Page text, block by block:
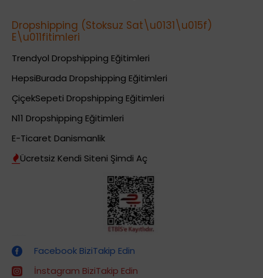
Dropshipping (Stoksuz Sat\u0131\u015f)
E\u011fitimleri
Trendyol Dropshipping Eğitimleri
HepsiBurada Dropshipping Eğitimleri
ÇiçekSepeti Dropshipping Eğitimleri
N11 Dropshipping Eğitimleri
E-Ticaret Danismanlik
Ücretsiz Kendi Siteni Şimdi Aç
Facebook BiziTakip Edin
İnstagram BiziTakip Edin